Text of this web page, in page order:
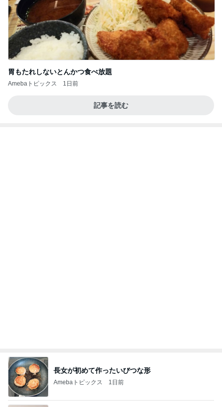
胃もたれしないとんかつ食べ放題
Amebaトピックス 1日前
記事を読む
長女が初めて作ったいびつな形
Amebaトピックス 1日前